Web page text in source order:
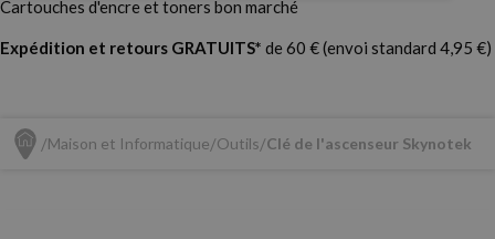
Cartouches d'encre et toners bon marché
Expédition et retours GRATUITS* de 60 € (envoi standard 4,95 €)
Maison et Informatique Outils Clé de l'ascenseur Skynotek